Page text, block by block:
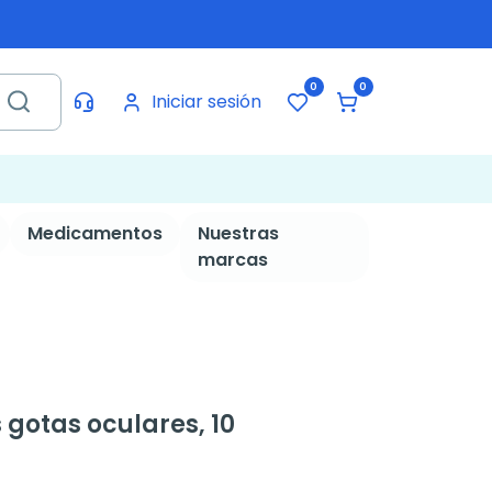
Iniciar sesión
0 0
Medicamentos
Nuestras
marcas
oculares, 10